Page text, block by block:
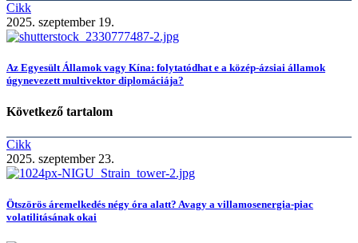
Cikk
2025. szeptember 19.
Az Egyesült Államok vagy Kína: folytatódhat e a közép-ázsiai államok
úgynevezett multivektor diplomáciája?
Következő tartalom
Cikk
2025. szeptember 23.
Ötszörös áremelkedés négy óra alatt? Avagy a villamosenergia-piac
volatilitásának okai